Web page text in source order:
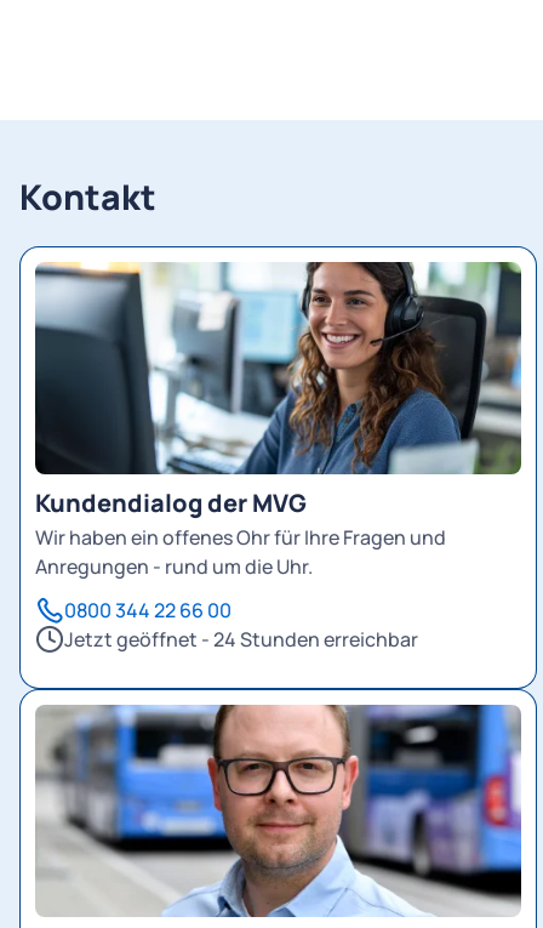
Kontakt
Kundendialog der MVG
Wir haben ein offenes Ohr für Ihre Fragen und
Anregungen - rund um die Uhr.
0800 344 22 66 00
Jetzt geöffnet - 24 Stunden erreichbar